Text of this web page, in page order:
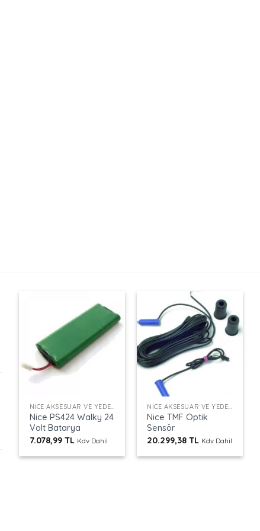
NICE AKSESUAR VE YEDEK PARÇALAR
Nice PS424 Walky 24
Volt Batarya
7.078,99 TL Kdv Dahil
+
NICE AKSESUAR VE YEDEK PARÇALAR
Nice TMF Optik
Sensör
20.299,38TL Kdv Dahil